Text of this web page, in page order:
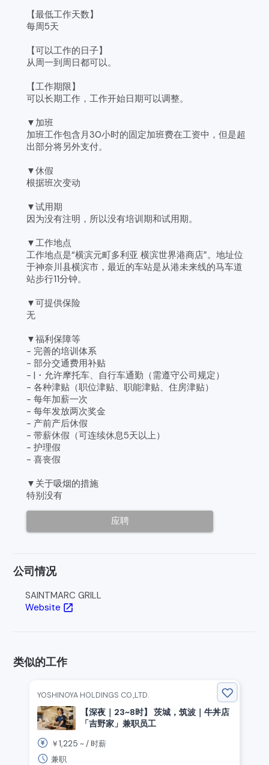
【最低工作天数】
每周5天
【可以工作的日子】
从周一到周日都可以。
【工作期限】
可以长期工作，工作开始日期可以调整。
▼加班
加班工作包含月30小时的固定加班费在工资中，但是超
出部分将另外支付。
▼休假
根据班次变动
▼试用期
因为没有注明，所以没有培训期和试用期。
▼工作地点
工作地点是“横滨元町多利亚 横滨世界港商店”。地址位
于神奈川县横滨市，最近的车站是从港未来线的马车道
站步行11分钟。
▼可提供保险
无
▼福利保障等
- 完善的培训体系
- 部分交通费用补贴
- |・允许摩托车、自行车通勤（需遵守公司规定）
- 各种津贴（职位津贴、职能津贴、住房津贴）
- 每年加薪一次
- 每年发放两次奖金
- 产前产后休假
- 带薪休假（可连续休息5天以上）
- 护理假
- 喜丧假
▼关于吸烟的措施
特别没有
应聘
公司情况
SAINTMARC GRILL
Website open_in_new
类似的工作
YOSHINOYA HOLDINGS CO.,LTD.
【深夜｜23~8时】 茨城，筑波｜牛丼店
「吉野家」兼职员工
￥1,225 ~ /时薪
兼职